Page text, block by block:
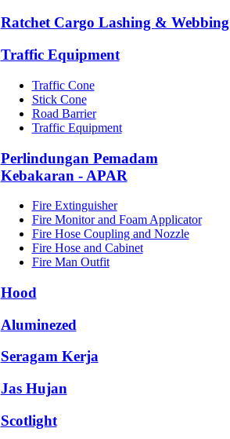
Ratchet Cargo Lashing & Webbing
Traffic Equipment
Traffic Cone
Stick Cone
Road Barrier
Traffic Equipment
Perlindungan Pemadam
Kebakaran - APAR
Fire Extinguisher
Fire Monitor and Foam Applicator
Fire Hose Coupling and Nozzle
Fire Hose and Cabinet
Fire Man Outfit
Hood
Aluminezed
Seragam Kerja
Jas Hujan
Scotlight